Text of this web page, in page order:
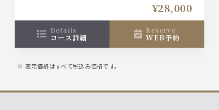
と、その場で額装した記念写真でサプライズ。¥28,000
details
コース詳細
reserve
WEB予約
表示価格はすべて税込み価格です。